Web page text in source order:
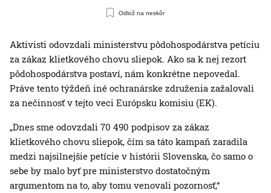
Odlož na neskôr
Aktivisti odovzdali ministerstvu pôdohospodárstva petíciu
za zákaz klietkového chovu sliepok. Ako sa k nej rezort
pôdohospodárstva postaví, nám konkrétne nepovedal.
Práve tento týždeň iné ochranárske združenia zažalovali
za nečinnosť v tejto veci Európsku komisiu (EK).
„Dnes sme odovzdali 70 490 podpisov za zákaz
klietkového chovu sliepok, čím sa táto kampaň zaradila
medzi najsilnejšie petície v histórii Slovenska, čo samo o
sebe by malo byť pre ministerstvo dostatočným
argumentom na to, aby tomu venovali pozornosť,“